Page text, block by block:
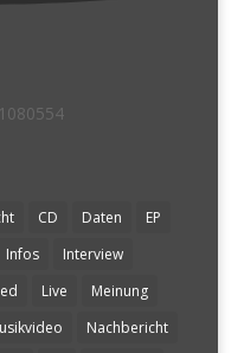
CD Daten
EP
Infos
Interview
Live
Meinung
Nachbericht